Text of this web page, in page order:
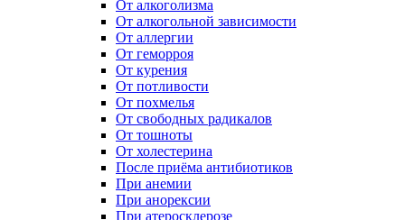
От алкоголизма
От алкогольной зависимости
От аллергии
От геморроя
От курения
От потливости
От похмелья
От свободных радикалов
От тошноты
От холестерина
После приёма антибиотиков
При анемии
При анорексии
При атеросклерозе